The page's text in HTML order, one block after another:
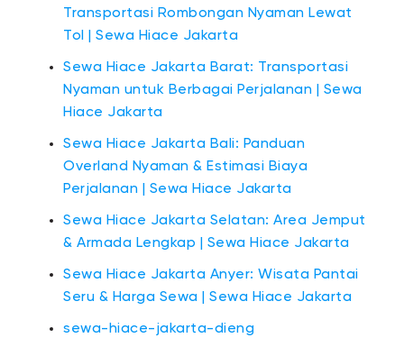
Transportasi Rombongan Nyaman Lewat
Tol | Sewa Hiace Jakarta
Sewa Hiace Jakarta Barat: Transportasi
Nyaman untuk Berbagai Perjalanan | Sewa
Hiace Jakarta
Sewa Hiace Jakarta Bali: Panduan
Overland Nyaman & Estimasi Biaya
Perjalanan | Sewa Hiace Jakarta
Sewa Hiace Jakarta Selatan: Area Jemput
& Armada Lengkap | Sewa Hiace Jakarta
Sewa Hiace Jakarta Anyer: Wisata Pantai
Seru & Harga Sewa | Sewa Hiace Jakarta
sewa-hiace-jakarta-dieng